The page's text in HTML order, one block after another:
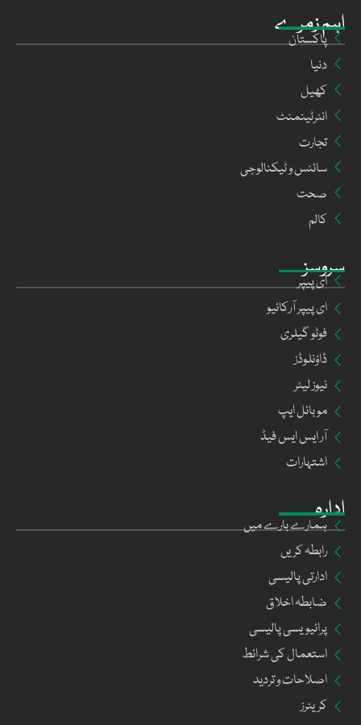
ادارہ
ہمارے بارے میں
رابطہ کریں
ادارتی پالیسی
ضابطہ اخلاق
پرائیویسی پالیسی
استعمال کی شرائط
اصلاحات و تردید
کریئرز
سروسز
ای پیپر
ای پیپر آرکائیو
فوٹو گیلری
ڈاؤنلوڈز
نیوز لیٹر
موبائل ایپ
آر ایس ایس فیڈ
اشتہارات
اہم زمرے
پاکستان
دنیا
کھیل
انٹرٹینمنٹ
تجارت
سائنس و ٹیکنالوجی
صحت
کالم